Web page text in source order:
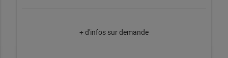
+ d'infos sur demande